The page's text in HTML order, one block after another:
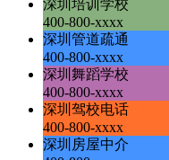
深圳培训学校
400-800-xxxx
深圳管道疏通
400-800-xxxx
深圳舞蹈学校
400-800-xxxx
深圳驾校电话
400-800-xxxx
深圳房屋中介